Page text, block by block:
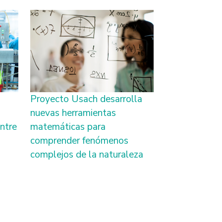
Proyecto Usach desarrolla
nuevas herramientas
matemáticas para
comprender fenómenos
complejos de la naturaleza